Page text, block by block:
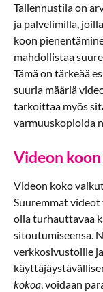
Tallennustila on
ja palvelimilla,
koon
mahdollistaa
Tämä on tärkeää
suuria määriä
tarkoittaa myös
varmuuskopioida
Videon
Videon koko
Suuremmat videot
olla turhauttavaa
sitoutumiseensa.
verkkosivustoille
kokoa, voidaan